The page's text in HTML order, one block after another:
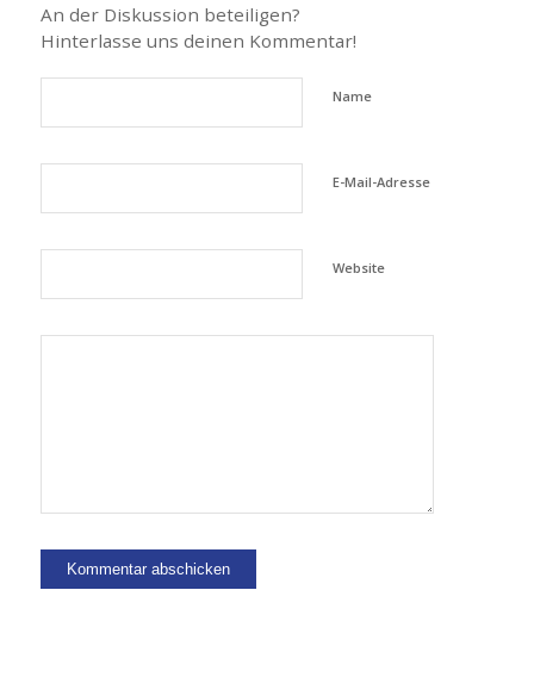
An der Diskussion beteiligen?
Hinterlasse uns deinen Kommentar!
Name
E-Mail-Adresse
Website